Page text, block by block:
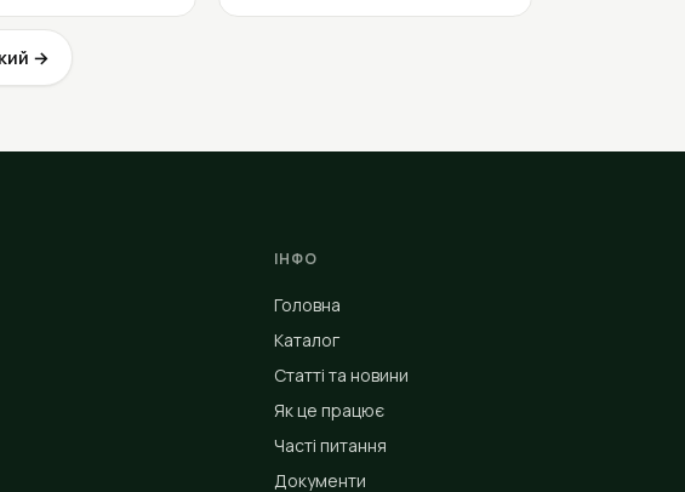
→
ІНФО
Головна
Каталог
Статті та новини
Як це працює
Часті питання
Документи